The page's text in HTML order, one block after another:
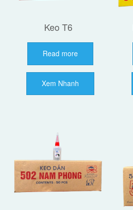
Keo T6
Read more
Xem Nhanh